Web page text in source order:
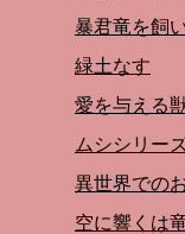
暴君竜を飼
緑土なす
愛を与える
ムシシリー
異世界での
空に響くは